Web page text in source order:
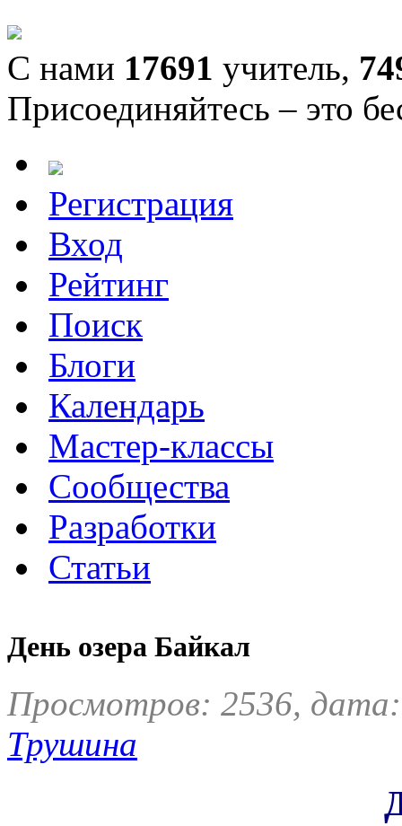
С нами 17691 учитель,
Присоединяйтесь – это
Регистрация
Вход
Рейтинг
Поиск
Блоги
Календарь
Мастер-классы
Сообщества
Разработки
Статьи
День озера Байкал
Просмотров: 2536,
Трушина